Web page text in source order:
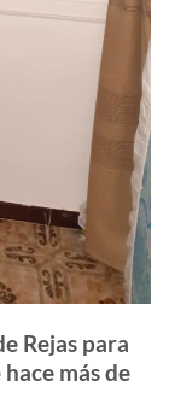
Rejas para
más de